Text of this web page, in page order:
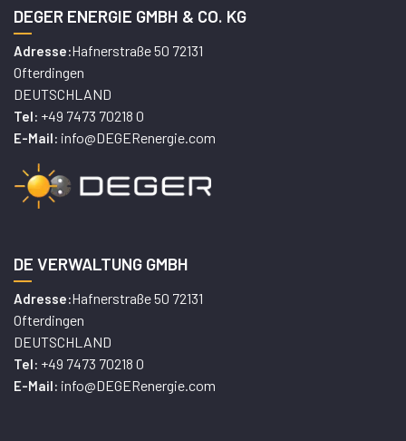
DEGER ENERGIE GMBH & CO. KG
Adresse:Hafnerstraße 50 72131
Ofterdingen
DEUTSCHLAND
Tel: +49 7473 70218 0
E-Mail: info@DEGERenergie.com
DE VERWALTUNG GMBH
Adresse:Hafnerstraße 50 72131
Ofterdingen
DEUTSCHLAND
Tel: +49 7473 70218 0
E-Mail: info@DEGERenergie.com